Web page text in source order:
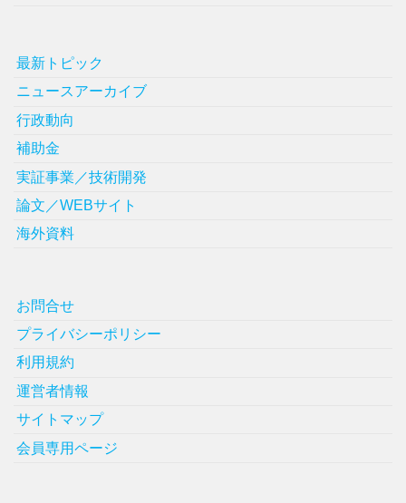
最新トピック
ニュースアーカイブ
行政動向
補助金
実証事業／技術開発
論文／WEBサイト
海外資料
お問合せ
プライバシーポリシー
利用規約
運営者情報
サイトマップ
会員専用ページ